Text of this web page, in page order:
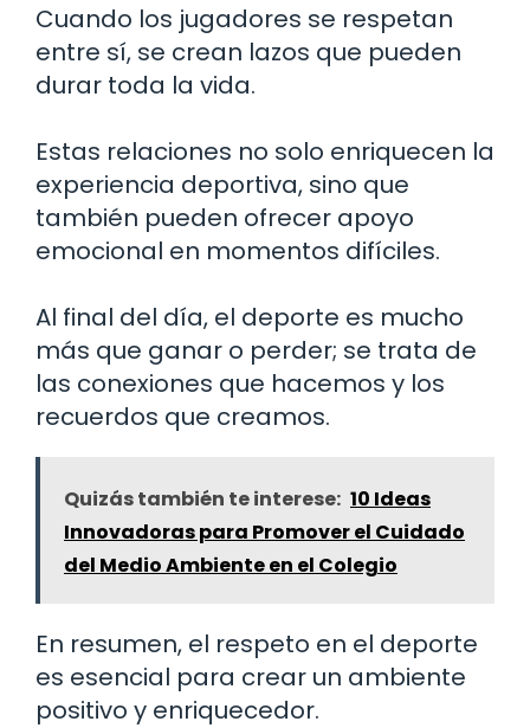
Cuando los jugadores se respetan
entre sí, se crean lazos que pueden
durar toda la vida.
Estas relaciones no solo enriquecen la
experiencia deportiva, sino que
también pueden ofrecer apoyo
emocional en momentos difíciles.
Al final del día, el deporte es mucho
más que ganar o perder; se trata de
las conexiones que hacemos y los
recuerdos que creamos.
Quizás también te interese: 10 Ideas
Innovadoras para Promover el Cuidado
del Medio Ambiente en el Colegio
En resumen, el respeto en el deporte
es esencial para crear un ambiente
positivo y enriquecedor.